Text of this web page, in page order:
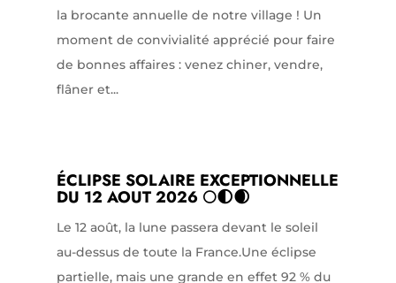
la brocante annuelle de notre village ! Un
moment de convivialité apprécié pour faire
de bonnes affaires : venez chiner, vendre,
flâner et...
ÉCLIPSE SOLAIRE EXCEPTIONNELLE
DU 12 AOUT 2026 🌕🌓🌒
Le 12 août, la lune passera devant le soleil
au-dessus de toute la France.Une éclipse
partielle, mais une grande en effet 92 % du